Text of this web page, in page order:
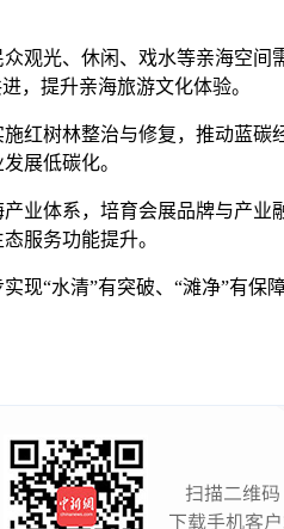
光、休闲、戏水等亲海空间
，提升亲海旅游文化体验。
树林整治与修复，推动蓝碳
展低碳化。
体系，培育会展品牌与产业
服务功能提升。
“水清”有突破、“滩净”有保